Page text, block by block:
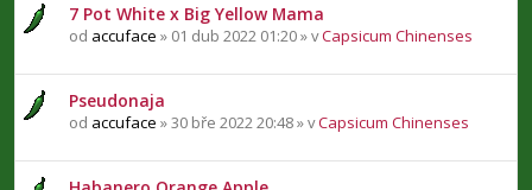
7 Pot White x Big Yellow Mama
od accuface » 01 dub 2022 01:20 » vCapsicum Chinenses
Pseudonaja
od accuface » 30 bře 2022 20:48 » vCapsicum Chinenses